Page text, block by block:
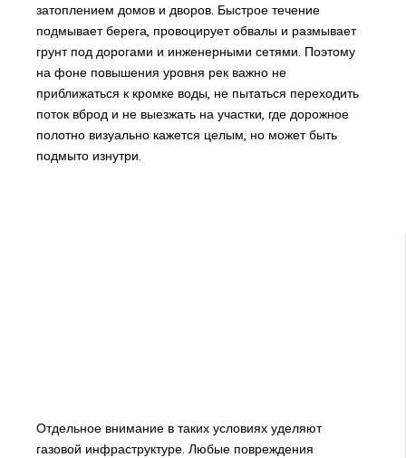
затоплением домов и дворов. Быстрое течение
подмывает берега, провоцирует обвалы и размывает
грунт под дорогами и инженерными сетями. Поэтому
на фоне повышения уровня рек важно не
приближаться к кромке воды, не пытаться переходить
поток вброд и не выезжать на участки, где дорожное
полотно визуально кажется целым, но может быть
подмыто изнутри.
Отдельное внимание в таких условиях уделяют
газовой инфраструктуре. Любые повреждения